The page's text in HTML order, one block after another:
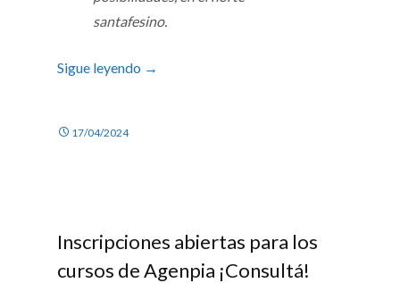
santafesino.
Sigue leyendo →
17/04/2024
Inscripciones abiertas para los
cursos de Agenpia ¡Consultá!